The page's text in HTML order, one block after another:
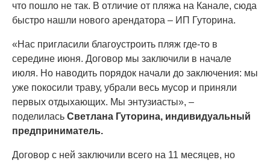
что пошло не так. В отличие от пляжа на Канале, сюда
быстро нашли нового арендатора – ИП Гуторина.
«Нас пригласили благоустроить пляж где-то в
середине июня. Договор мы заключили в начале
июля. Но наводить порядок начали до заключения: мы
уже покосили траву, убрали весь мусор и приняли
первых отдыхающих. Мы энтузиасты», –
поделилась Светлана Гуторина, индивидуальный
предприниматель.
Договор с ней заключили всего на 11 месяцев, но